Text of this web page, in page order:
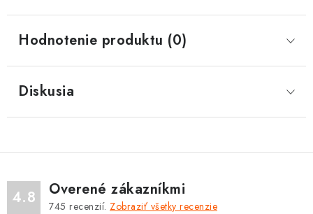
Hodnotenie produktu (0)
Diskusia
4.8 Overené zákazníkmi
745 recenzií. Zobraziť všetky recenzie